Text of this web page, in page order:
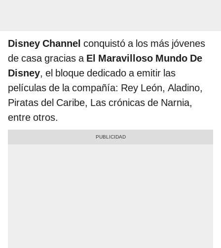
Disney Channel conquistó a los más jóvenes
de casa gracias a El Maravilloso Mundo De
Disney, el bloque dedicado a emitir las
películas de la compañía: Rey León, Aladino,
Piratas del Caribe, Las crónicas de Narnia,
entre otros.